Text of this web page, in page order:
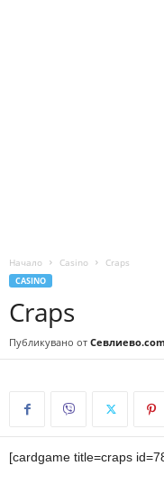
Начало Casino Craps
CASINO
Craps
Публикувано от Севлиево.com
[cardgame title=craps